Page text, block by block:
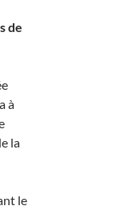
de
à
la
le